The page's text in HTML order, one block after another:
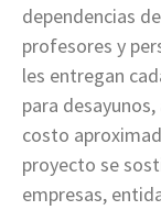
dependencias
profesores y
les entregan
para
costo
proyecto se
empresas,